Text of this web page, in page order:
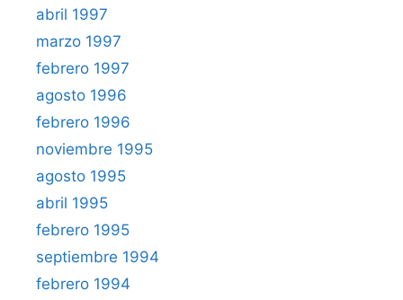
abril 1997
marzo 1997
febrero 1997
agosto 1996
febrero 1996
noviembre 1995
agosto 1995
abril 1995
febrero 1995
septiembre 1994
febrero 1994